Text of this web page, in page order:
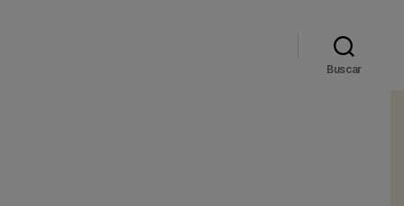
Buscar